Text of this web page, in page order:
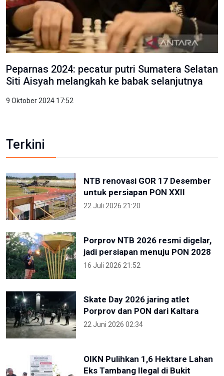
Peparnas 2024: pecatur putri Sumatera Selatan
Siti Aisyah melangkah ke babak selanjutnya
9 Oktober 2024 17:52
Terkini
NTB renovasi GOR 17 Desember
untuk persiapan PON XXII
22 Juli 2026 21:20
Porprov NTB 2026 resmi digelar,
jadi persiapan menuju PON 2028
16 Juli 2026 21:52
Skate Day 2026 jaring atlet
Porprov dan PON dari Kaltara
22 Juni 2026 02:34
OIKN Pulihkan 1,6 Hektare Lahan
Eks Tambang Ilegal di Bukit